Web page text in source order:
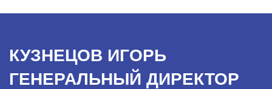
КУЗНЕЦОВ ИГОРЬ
ГЕНЕРАЛЬНЫЙ ДИРЕКТОР